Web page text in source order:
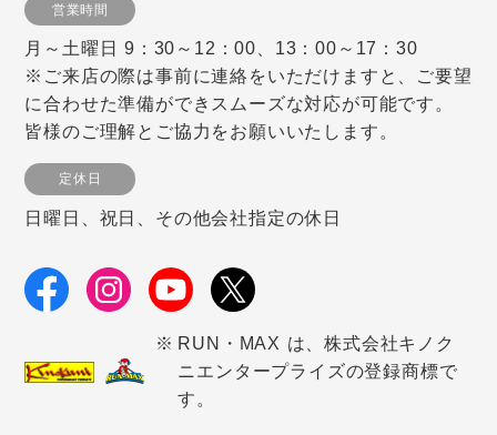
営業時間
月～土曜日 9：30～12：00、13：00～17：30
※ご来店の際は事前に連絡をいただけますと、ご要望
に合わせた準備ができスムーズな対応が可能です。
皆様のご理解とご協力をお願いいたします。
定休日
日曜日、祝日、その他会社指定の休日
RUN・MAX は、株式会社キノク
ニエンタープライズの登録商標で
す。